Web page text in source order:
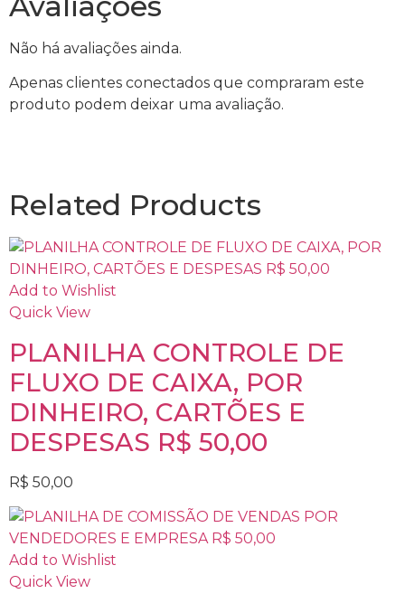
Não há avaliações ainda.
Apenas clientes conectados que compraram este
produto podem deixar uma avaliação.
Related Products
Add to Wishlist
Quick View
PLANILHA CONTROLE DE
FLUXO DE CAIXA, POR
DINHEIRO, CARTÕES E
DESPESAS R$ 50,00
R$ 50,00
Add to Wishlist
Quick View